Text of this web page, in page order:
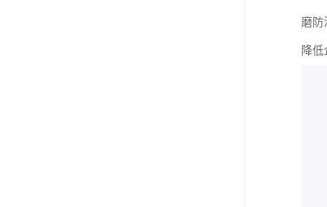
磨防
降低